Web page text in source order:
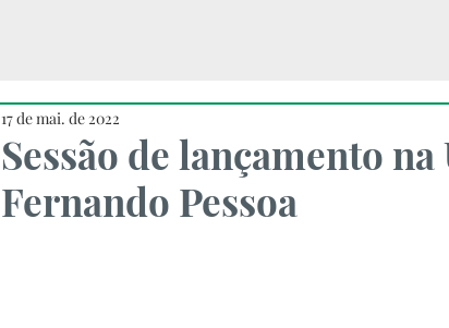
Sessão de lançamento
Fernando Pessoa
17 de mai. de 2022